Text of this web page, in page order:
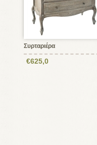
Συρταριέρα
€625,0